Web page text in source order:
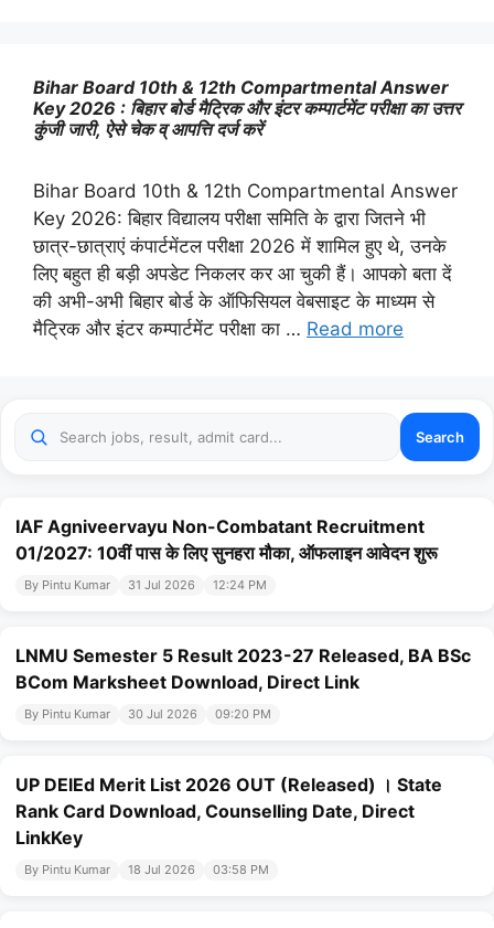
Bihar Board 10th & 12th Compartmental Answer
Key 2026 : बिहार बोर्ड मैट्रिक और इंटर कम्पार्टमेंट परीक्षा का उत्तर
कुंजी जारी, ऐसे चेक व् आपत्ति दर्ज करें
Bihar Board 10th & 12th Compartmental Answer
Key 2026: बिहार विद्यालय परीक्षा समिति के द्वारा जितने भी
छात्र-छात्राएं कंपार्टमेंटल परीक्षा 2026 में शामिल हुए थे, उनके
लिए बहुत ही बड़ी अपडेट निकलर कर आ चुकी हैं। आपको बता दें
की अभी-अभी बिहार बोर्ड के ऑफिसियल वेबसाइट के माध्यम से
मैट्रिक और इंटर कम्पार्टमेंट परीक्षा का … Read more
Search
IAF Agniveervayu Non-Combatant Recruitment
01/2027: 10वीं पास के लिए सुनहरा मौका, ऑफलाइन आवेदन शुरू
By Pintu Kumar 31 Jul 2026 12:24 PM
LNMU Semester 5 Result 2023-27 Released, BA BSc
BCom Marksheet Download, Direct Link
By Pintu Kumar 30 Jul 2026 09:20 PM
UP DElEd Merit List 2026 OUT (Released) । State
Rank Card Download, Counselling Date, Direct
LinkKey
By Pintu Kumar 18 Jul 2026 03:58 PM